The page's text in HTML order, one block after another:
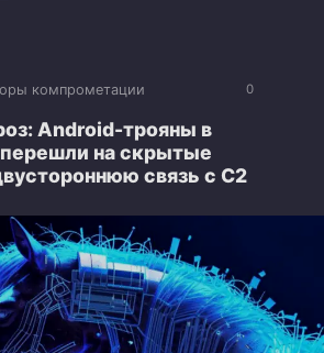
0
компрометации
Android-трояны в
на скрытые
связь с C2